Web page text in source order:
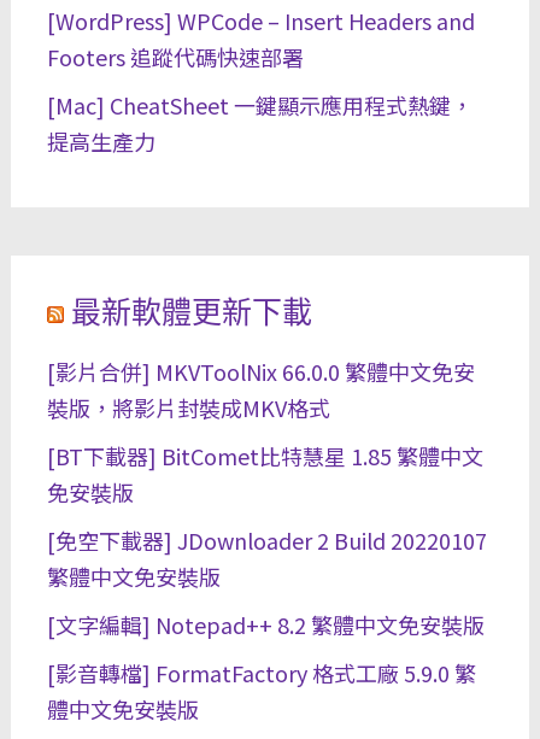
[WordPress] WPCode – Insert Headers and
Footers 追蹤代碼快速部署
[Mac] CheatSheet 一鍵顯示應用程式熱鍵，
提高生產力
最新軟體更新下載
[影片合併] MKVToolNix 66.0.0 繁體中文免安
裝版，將影片封裝成MKV格式
[BT下載器] BitComet比特慧星 1.85 繁體中文
免安裝版
[免空下載器] JDownloader 2 Build 20220107
繁體中文免安裝版
[文字編輯] Notepad++ 8.2 繁體中文免安裝版
[影音轉檔] FormatFactory 格式工廠 5.9.0 繁
體中文免安裝版